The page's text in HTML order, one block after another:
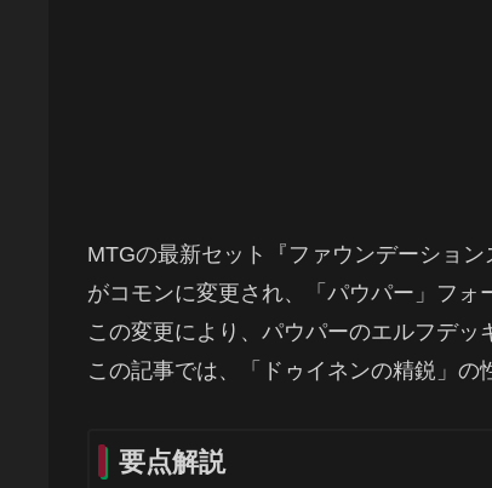
MTGの最新セット『ファウンデーショ
がコモンに変更され、「パウパー」フォ
この変更により、パウパーのエルフデッ
この記事では、「ドゥイネンの精鋭」の
要点解説